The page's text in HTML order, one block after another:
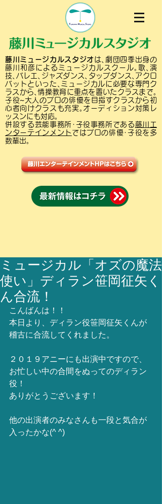
藤川ミュージカルスタジオは､劇団四季出身の
藤川和彦によるミュージカルスクール｡歌､演
技､バレエ､ジャズダンス､タップダンス､アクロ
バットといった､ミュージカルに必要な専門ク
ラスから､情操教育に重点を置いたクラスまで｡
子役~大人のプロの俳優を目指すクラスから初
心者向けクラスも充実｡オーディション対策レ
ッスンにも対応｡
併設する芸能事務所･子役事務所である 藤川エ
ンターテインメント ではプロの俳優･子役を多
数輩出｡
ミュージカル「オズの魔法
使い」ディラン笹岡征矢く
ん合流！
こんばんは！！
本日より、ディラン役笹岡征矢くんが
稽古に合流してくれました。
２０１９アニーにも出演中ですので、
お忙しい中の合間をぬってのディラン
役！
ありがとうございます！
他の出演者のみなさんも一段と気合が
入ったかな(^ ^)